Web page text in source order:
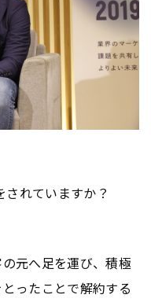
されていますか？
元へ足を運び、積極
ったことで解約する